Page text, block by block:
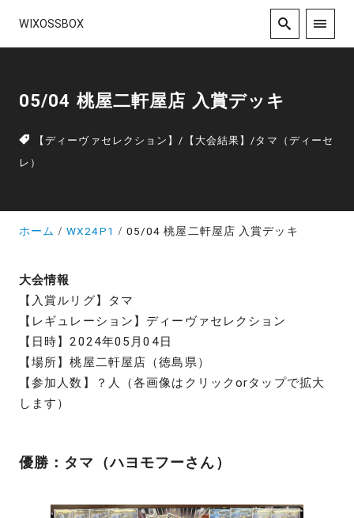
WIXOSSBOX
05/04 桃屋二軒屋店 入賞デッキ
【ディーヴァセレクション】/ 【大会結果】/タマ（ディーセ
レ）
ホーム WX24P1 05/04 桃屋二軒屋店 入賞デッキ
大会情報
【入賞ルリグ】タマ
【レギュレーション】ディーヴァセレクション
【日時】2024年05月04日
【場所】桃屋二軒屋店（徳島県）
【参加人数】？人（各画像はクリックorタップで拡大
します）
優勝：タマ（ハヨモフーさん）